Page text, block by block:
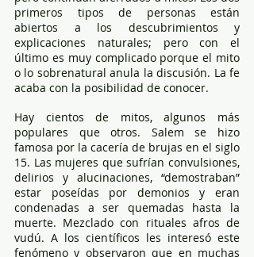
primeros tipos de personas están
abiertos a los descubrimientos y
explicaciones naturales; pero con el
último es muy complicado porque el mito
o lo sobrenatural anula la discusión. La fe
acaba con la posibilidad de conocer.
Hay cientos de mitos, algunos más
populares que otros. Salem se hizo
famosa por la cacería de brujas en el siglo
15. Las mujeres que sufrían convulsiones,
delirios y alucinaciones, “demostraban”
estar poseídas por demonios y eran
condenadas a ser quemadas hasta la
muerte. Mezclado con rituales afros de
vudú. A los científicos les interesó este
fenómeno y observaron que en muchas